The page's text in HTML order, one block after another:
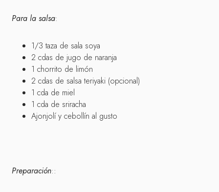
Para la salsa:
1/3 taza de sala soya
2 cdas de jugo de naranja
1 chorrito de limón
2 cdas de salsa teriyaki (opcional)
1 cda de miel
1 cda de sriracha
Ajonjolí y cebollín al gusto
Preparación::